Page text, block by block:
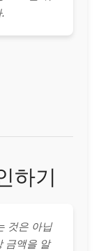
하기
것은 아닙
금액을 알